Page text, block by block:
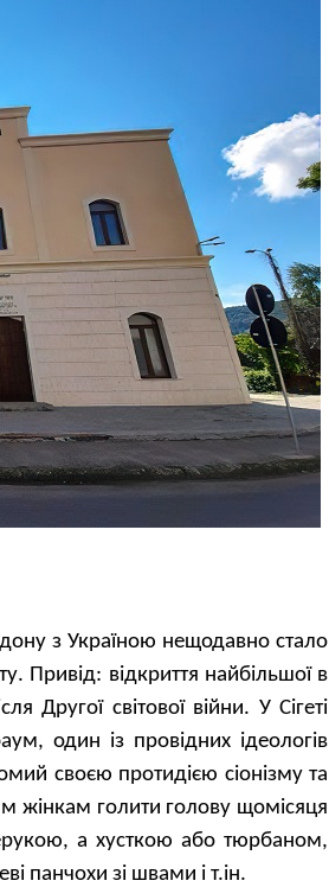
з Україною нещодавно стало
Привід: відкриття найбільшої в
Другої світової війни. У Сігеті
один із провідних ідеологів
своєю протидією сіонізму та
жінкам голити голову щомісяця
а хусткою або тюрбаном,
панчохи зі швами і т.ін.